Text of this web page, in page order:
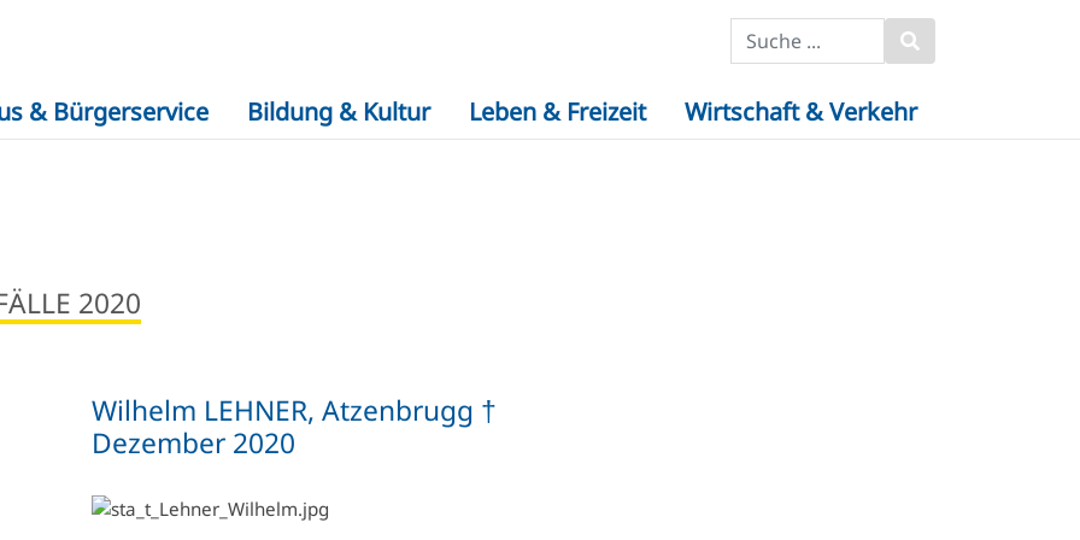
& Bürgerservice Bildung & Kultur Leben & Freizeit Wirtschaft & Verkehr
2020
Wilhelm LEHNER, Atzenbrugg †
Dezember 2020